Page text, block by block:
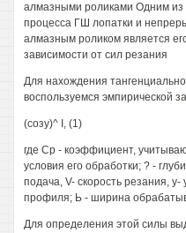
алмазными роликами Одним
процесса ГШ лопатки и
алмазным роликом является
зависимости от сил резания
Для нахождения
воспользуемся эмпирической
(созу)^ I, (1)
где Ср - коэффициент,
условия его обработки; ? -
подача, V- скорость резания,
профиля; Ь - ширина
Для определения этой силы